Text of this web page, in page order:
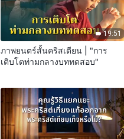
19:51
ภาพยนตร์สั้นคริสเตียน | "การ
เติบโตท่ามกลางบททดสอบ"